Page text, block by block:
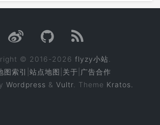
© 2016-2026 flyzy小站
图索引 站点地图 关于 广告合作
Wordpress & Vultr . Theme Kratos.